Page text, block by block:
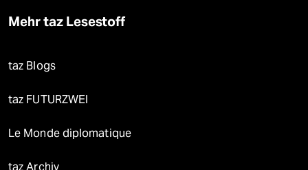
Mehr taz Lesestoff
taz Blogs
taz FUTURZWEI
Le Monde diplomatique
taz Archiv